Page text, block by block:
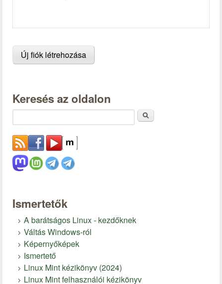
Keresés az oldalon
Ismertetők
A barátságos Linux - kezdőknek
Váltás Windows-ról
Képernyőképek
Ismertető
Linux Mint kézikönyv (2024)
Linux Mint felhasználói kézikönyv